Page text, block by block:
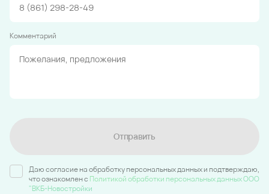
Комментарий
Отправить
Даю согласие на обработку персональных данных и подтверждаю,
что ознакомлен c Политикой обработки персональных данных ООО
"ВКБ-Новостройки